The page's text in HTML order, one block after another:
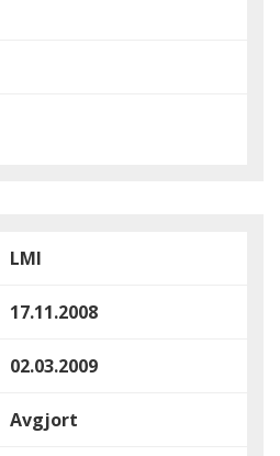
LMI
17.11.2008
02.03.2009
Avgjort